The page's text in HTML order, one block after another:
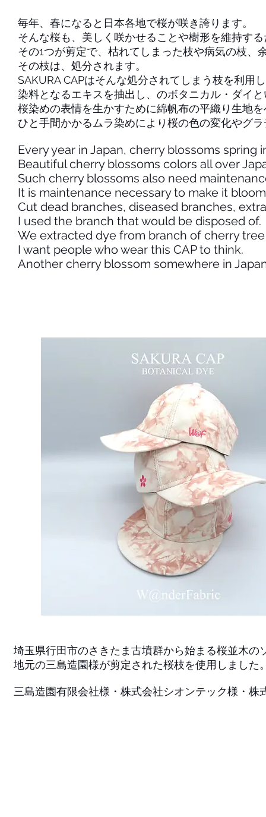
毎年、春になると日本各地で桜が咲き誇ります。
そんな桜も、美しく咲かせることや樹形を維持す
その1つが剪定で、枯れてしまった枝や病気の枝、
その枝は、処分されます。
SAKURA CAPはそんな処分されてしまう枝を利用
染料となるエキスを抽出し、のボタニカル・ダイ
桜染めの表情を生かすために綿帆布の平織り生地
ひと手間かかるムラ染めにより桜の色の変化やグ
Every year in Japan, cherry blossoms spring
Beautiful cherry blossoms colors all over
Such cherry blossoms also need
It is maintenance necessary to make it
Cut dead branches, diseased branches,
I used the branch that would be disposed of.
We extracted dye from branch of cherry
I want people who wear this CAP to think.
Another cherry blossom somewhere in
埼玉県行田市のさきたま古墳群から始まる桜並木の
地元の三島造園様が剪定された桜枝を使用しました
三島造園有限会社様・株式会社シオンテック様・